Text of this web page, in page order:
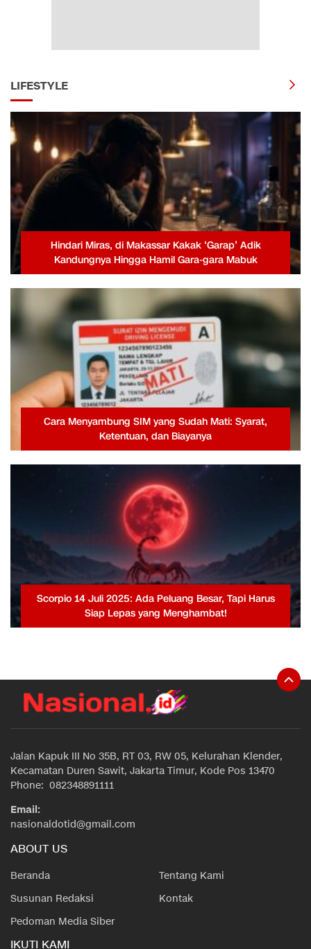
LIFESTYLE
Hindari Miras, di Makassar Kakak ‘Garap’ Adik
Kandungnya Hingga Hamil Gara-gara Mabuk
Cara Menyambung SIM yang Sudah Mati: Syarat,
Ketentuan, dan Biayanya
Scorpio 14 Juli 2025: Ada Peluang Besar, Tapi Harus
Siap Lepas yang Menghambat!
Jalan Kapuk III No 35B, RT 03, RW 05, Kelurahan Klender,
Kecamatan Duren Sawit, Jakarta Timur, Kode Pos 13470
Phone: 082348891111
Email:
nasionaldotid@gmail.com
ABOUT US
Beranda
Tentang Kami
Susunan Redaksi
Kontak
Pedoman Media Siber
IKUTI KAMI